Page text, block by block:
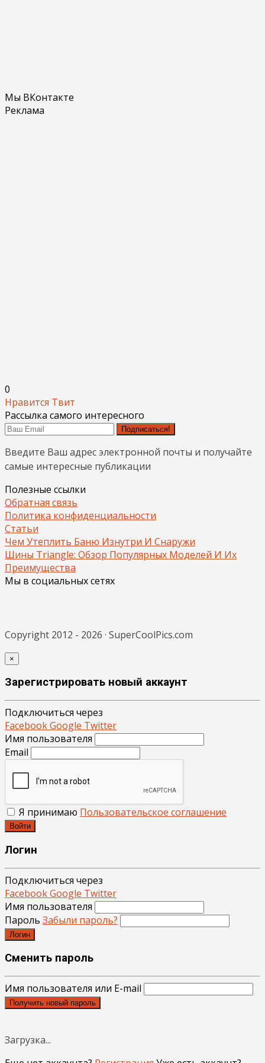
Мы ВКонтакте
Реклама
0
Нравится Твит
Рассылка самого интересного
Подписаться!
Введите Ваш адрес электронной почты и получайте
самые интересные публикации
Полезные ссылки
Обратная связь
Политика конфиденциальности
Статьи
Чем Утеплить Баню Изнутри И Снаружи
Шины Triangle: Обзор Популярных Моделей И Их
Преимущества
Мы в социальных сетях
Copyright 2012 - 2026 · SuperCoolPics.com
×
Зарегистрировать новый аккаунт
Подключиться через
FacebookGoogle Twitter
Имя пользователя
Email
Я принимаю Пользовательское соглашение
Войти
Логин
Подключиться через
FacebookGoogle Twitter
Имя пользователя
Пароль Забыли пароль?
Логин
Сменить пароль
Имя пользователя или E-mail
Получить новый пароль
Загрузка...